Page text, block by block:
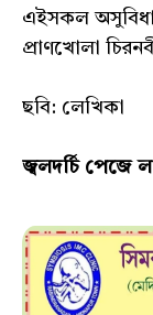
এইসকল অসুবিধা
প্রাণখোলা
ছবি: লেখিকা
জ্বলদর্চি পেজে